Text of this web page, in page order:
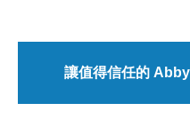
讓值得信任的